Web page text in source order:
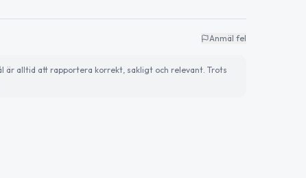
Anmäl fel
är alltid att rapportera korrekt, sakligt och relevant. Trots